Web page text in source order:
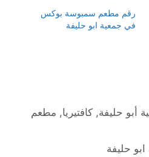
رقم مطعم سمبوسة بوكس
في جمعية ابو حليفة
أبو حليفة,كافتيريا, مطعم
حليفة